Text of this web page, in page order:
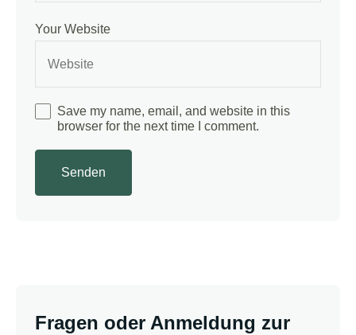
Your Website
Save my name, email, and website in this
browser for the next time I comment.
Fragen oder Anmeldung zur